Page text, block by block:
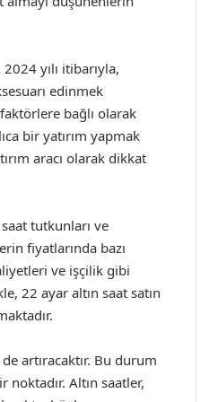
yılı itibarıyla,
edinmek
bağlı olarak
bir yatırım yapmak
aracı olarak dikkat
tutkunları ve
fiyatlarında bazı
ve işçilik gibi
22 ayar altın saat satın
artıracaktır. Bu durum
noktadır. Altın saatler,